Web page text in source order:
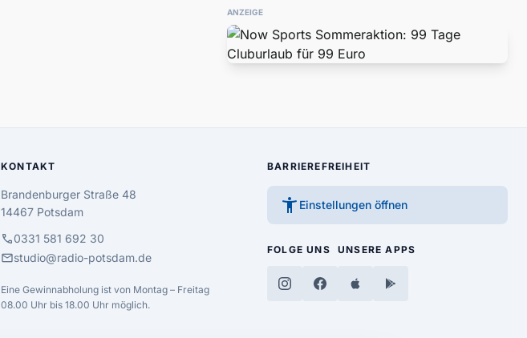
ANZEIGE
KONTAKT
Brandenburger Straße 48
14467 Potsdam
call0331 581 692 30
mailstudio@radio-potsdam.de
Eine Gewinnabholung ist von Montag – Freitag
08.00 Uhr bis 18.00 Uhr möglich.
BARRIEREFREIHEIT
accessibility_new Einstellungen öffnen
FOLGE UNS UNSERE APPS